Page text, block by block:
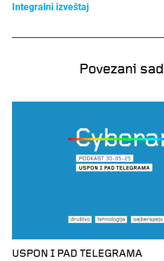
Integralni izveštaj
Povezani
USPON I PAD TELEGRAMA